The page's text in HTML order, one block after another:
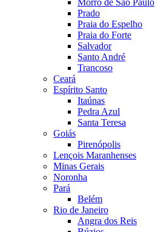
Morro de São Paulo
Prado
Praia do Espelho
Praia do Forte
Salvador
Santo André
Trancoso
Ceará
Espírito Santo
Itaúnas
Pedra Azul
Santa Teresa
Goiás
Pirenópolis
Lençois Maranhenses
Minas Gerais
Noronha
Pará
Belém
Rio de Janeiro
Angra dos Reis